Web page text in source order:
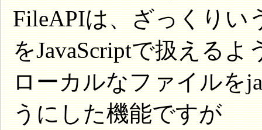
FileAPIは、ざっくりい
をJavaScriptで扱える
ローカルなファイルを
うにした機能ですが